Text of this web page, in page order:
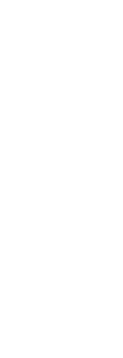
กับที่พระองค์
เจ้าก็เช่นเดี
และอีซาว่า พ
แตกแยกกันใ
ตั้งภาคีที่เจ้า
อัลลอฮฺทรงเ
ประสงค์ แล
บท 42, หน้าหนั
[10] และ
นั้นการชี้ขาด
อัลลอฮฺพระเ